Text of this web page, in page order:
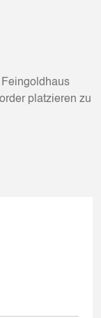
platzieren zu